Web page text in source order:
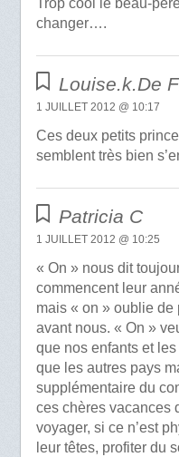
Trop cool le beau-
changer….
Louise.k.De
1 JUILLET 2012 @ 10:17
Ces deux petits
semblent très bien
Patricia C
1 JUILLET 2012 @ 10:25
« On » nous dit
commencent leur
mais « on » oublie de
avant nous. « On »
que nos enfants et
que les autres pays
supplémentaire du
ces chères vacances
voyager, si ce n’est
leur têtes, profiter du